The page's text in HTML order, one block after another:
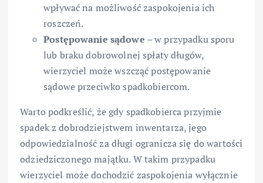
wpływać na możliwość zaspokojenia ich
roszczeń.
Postępowanie sądowe – w przypadku sporu
lub braku dobrowolnej spłaty długów,
wierzyciel może wszcząć postępowanie
sądowe przeciwko spadkobiercom.
Warto podkreślić, że gdy spadkobierca przyjmie
spadek z dobrodziejstwem inwentarza, jego
odpowiedzialność za długi ogranicza się do wartości
odziedziczonego majątku. W takim przypadku
wierzyciel może dochodzić zaspokojenia wyłącznie